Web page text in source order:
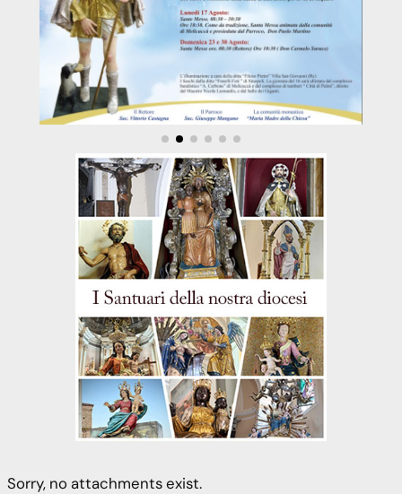
Sorry, no attachments exist.